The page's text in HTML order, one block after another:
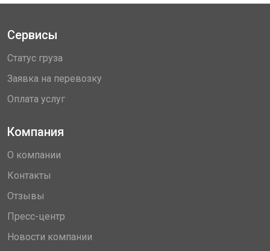
Сервисы
Статус груза
Заявка на перевозку
Оплата услуг
Компания
О компании
Контакты
Отзывы
Пресс-центр
Новости компании